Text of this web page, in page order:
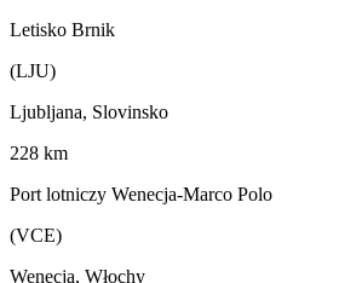
Letisko Brnik
(LJU)
Ljubljana, Slovinsko
228 km
Port lotniczy Wenecja-Marco Polo
(VCE)
Wenecja, Włochy